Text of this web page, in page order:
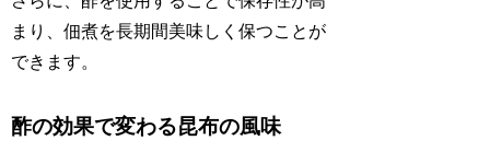
まり、佃煮を長期間美味しく保つことが
できます。
酢の効果で変わる昆布の風味